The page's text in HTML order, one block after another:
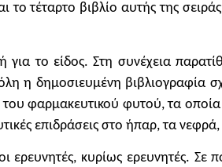
το τέταρτο βιβλίο αυτής της
το είδος. Στη συνέχεια
η δημοσιευμένη βιβλιογραφία
φαρμακευτικού φυτού, τα οποία
επιδράσεις στο ήπαρ, τα
ερευνητές, κυρίως ερευνητές.